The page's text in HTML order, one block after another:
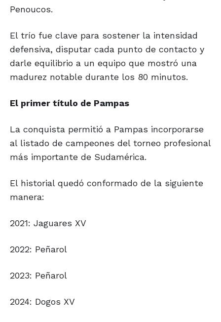
Penoucos.
El trío fue clave para sostener la intensidad
defensiva, disputar cada punto de contacto y
darle equilibrio a un equipo que mostró una
madurez notable durante los 80 minutos.
El primer título de Pampas
La conquista permitió a Pampas incorporarse
al listado de campeones del torneo profesional
más importante de Sudamérica.
El historial quedó conformado de la siguiente
manera:
2021: Jaguares XV
2022: Peñarol
2023: Peñarol
2024: Dogos XV